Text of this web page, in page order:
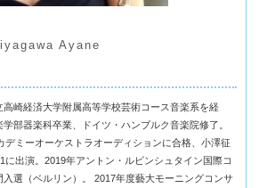
Ayane
高崎経済大学附属高等学校芸術コース音楽系を経
部器楽科卒業、ドイツ・ハンブルク音楽院修了。
デミーオーケストラオーディションに合格、小澤征
に出演。2019年アントン・ルビンシュタイン国際コ
入選（ベルリン）。 2017年度藝大モーニングコンサ